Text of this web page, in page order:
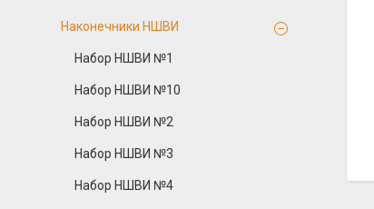
Наконечники НШВИ
Набор НШВИ №1
Набор НШВИ №10
Набор НШВИ №2
Набор НШВИ №3
Набор НШВИ №4